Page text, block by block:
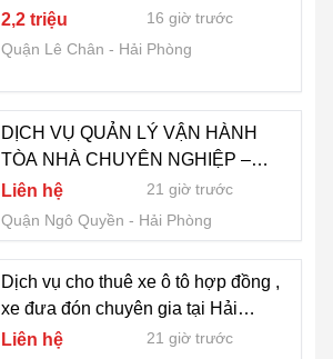
2,2 triệu
16 giờ trước
Quận Lê Chân
Hải Phòng
DỊCH VỤ QUẢN LÝ VẬN HÀNH
TÒA NHÀ CHUYÊN NGHIỆP –
LEXICO
Liên hệ
21 giờ trước
Quận Ngô Quyền
Hải Phòng
Dịch vụ cho thuê xe ô tô hợp đồng ,
xe đưa đón chuyên gia tại Hải
Phòng
Liên hệ
21 giờ trước